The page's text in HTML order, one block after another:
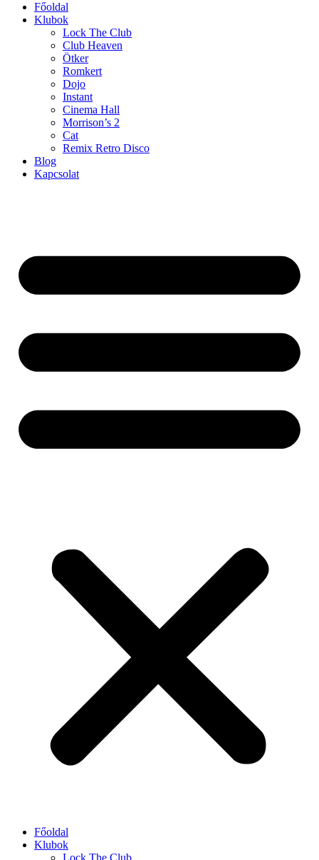
Főoldal
Klubok
Lock The Club
Club Heaven
Ötker
Romkert
Dojo
Instant
Cinema Hall
Morrison’s 2
Cat
Remix Retro Disco
Blog
Kapcsolat
Főoldal
Klubok
Lock The Club